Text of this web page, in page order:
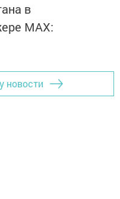
в
MАХ:
новости